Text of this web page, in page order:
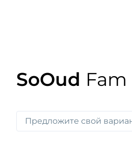
SoOud Fam